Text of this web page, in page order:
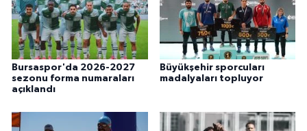
Bursaspor'da 2026-2027
sezonu forma numaraları
açıklandı
Büyükşehir sporcuları
madalyaları topluyor